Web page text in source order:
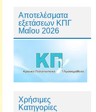
Αποτελέσματα
εξετάσεων ΚΠΓ
Μαΐου 2026
Χρήσιμες
Κατηγορίες